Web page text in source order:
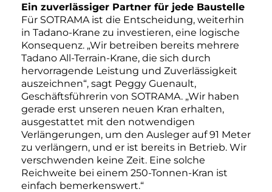
Ein zuverlässiger Partner für jede Baustelle
Für SOTRAMA ist die Entscheidung, weiterhin
in Tadano-Krane zu investieren, eine logische
Konsequenz. „Wir betreiben bereits mehrere
Tadano All-Terrain-Krane, die sich durch
hervorragende Leistung und Zuverlässigkeit
auszeichnen“, sagt Peggy Guenault,
Geschäftsführerin von SOTRAMA. „Wir haben
gerade erst unseren neuen Kran erhalten,
ausgestattet mit den notwendigen
Verlängerungen, um den Ausleger auf 91 Meter
zu verlängern, und er ist bereits in Betrieb. Wir
verschwenden keine Zeit. Eine solche
Reichweite bei einem 250-Tonnen-Kran ist
einfach bemerkenswert.“